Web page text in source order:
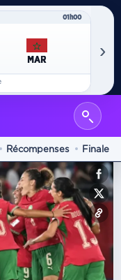
01h00
MAR ›
Récompenses Finale